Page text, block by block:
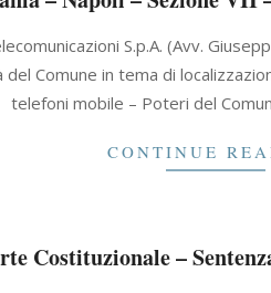
S.p.A. (Avv.
del Comune in tema di
telefoni mobile – Poteri del
CONTINUE
Costituzionale –